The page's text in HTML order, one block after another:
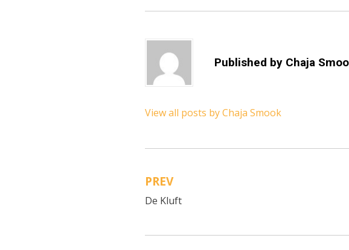
Published by Chaja
View all posts by Chaja Smook
Bericht
navigatie
PREV
De Kluft